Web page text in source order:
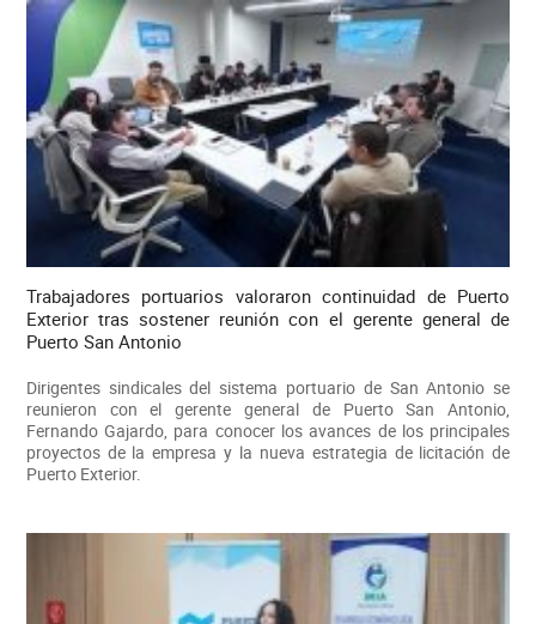
Trabajadores portuarios valoraron continuidad de Puerto
Exterior tras sostener reunión con el gerente general de
Puerto San Antonio
Dirigentes sindicales del sistema portuario de San Antonio se
reunieron con el gerente general de Puerto San Antonio,
Fernando Gajardo, para conocer los avances de los principales
proyectos de la empresa y la nueva estrategia de licitación de
Puerto Exterior.